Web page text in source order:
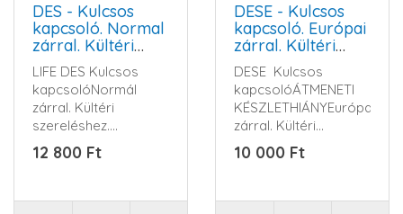
DES - Kulcsos
kapcsoló. Normal
zárral. Kültéri
szereléshez.
Alumínium házban
LIFE DES Kulcsos
kapcsolóNormál
zárral. Kültéri
szereléshez.
Alumínium házban...
12 800 Ft
DESE - Kulcsos
kapcsoló. Európai
zárral. Kültéri
szereléshez.
Alumínium házban
DESE Kulcsos
kapcsolóÁTMENETI
KÉSZLETHIÁNYEurópai
zárral. Kültéri
szereléshez.
Alumínium házb..
10 000 Ft